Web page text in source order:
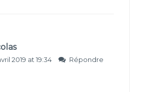
2019 at 19:34 Répondre